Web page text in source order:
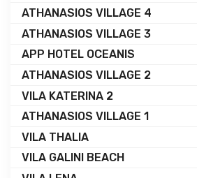
ATHANASIOS VILLAGE 4
ATHANASIOS VILLAGE 3
APP HOTEL OCEANIS
ATHANASIOS VILLAGE 2
VILA KATERINA 2
ATHANASIOS VILLAGE 1
VILA THALIA
VILA GALINI BEACH